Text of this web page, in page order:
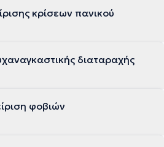
κρίσεων πανικού
διαταραχής
φοβιών